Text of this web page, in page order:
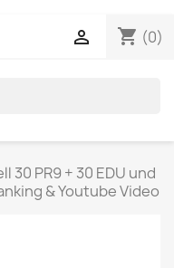
shopping_cart (0)

30 PR9 + 30 EDU und
& Youtube Video